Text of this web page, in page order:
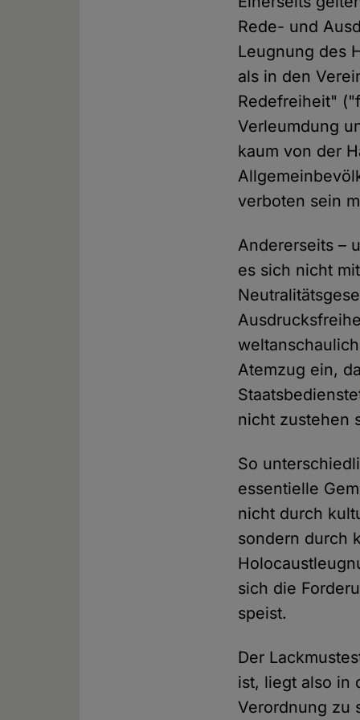
Rede- und
Leugnung des
als in den
Redefreiheit"
Verleumdung
kaum von der
verboten sein
Andererseits –
es sich nicht
Atemzug ein,
nicht zustehen
So
essentielle
nicht durch
sondern durch
sich die
speist.
Der
ist, liegt also in
Verordnung zu